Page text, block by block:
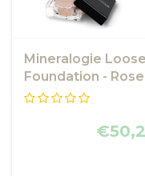
Mineralogie Loose
Foundation - Rose
Beige